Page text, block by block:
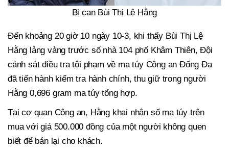
Bị can Bùi Thị Lệ Hằng
Đến khoảng 20 giờ 10 ngày 10-3, khi thấy Bùi Thị Lệ
Hằng lảng vảng trước số nhà 104 phố Khâm Thiên, Đội
cảnh sát điều tra tội phạm về ma túy Công an Đống Đa
đã tiến hành kiểm tra hành chính, thu giữ trong người
Hằng 0,696 gram ma túy tổng hợp.
Tại cơ quan Công an, Hằng khai nhận số ma túy trên
mua với giá 500.000 đồng của một người không quen
biết để bán lại cho khách.